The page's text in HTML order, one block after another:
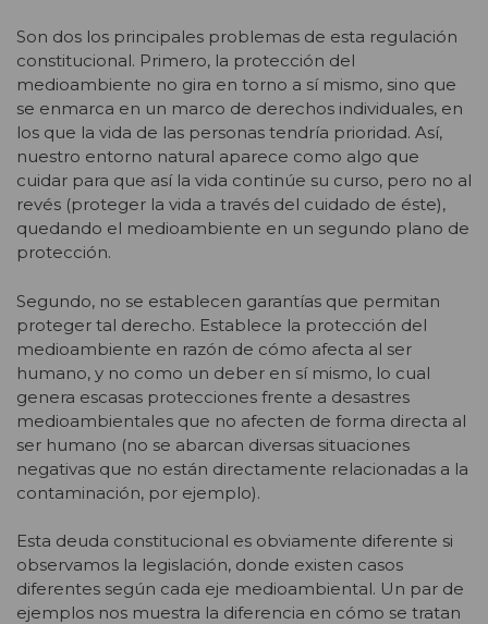
Son dos los principales problemas de esta regulación
constitucional. Primero, la protección del
medioambiente no gira en torno a sí mismo, sino que
se enmarca en un marco de derechos individuales, en
los que la vida de las personas tendría prioridad. Así,
nuestro entorno natural aparece como algo que
cuidar para que así la vida continúe su curso, pero no al
revés (proteger la vida a través del cuidado de éste),
quedando el medioambiente en un segundo plano de
protección.
Segundo, no se establecen garantías que permitan
proteger tal derecho. Establece la protección del
medioambiente en razón de cómo afecta al ser
humano, y no como un deber en sí mismo, lo cual
genera escasas protecciones frente a desastres
medioambientales que no afecten de forma directa al
ser humano (no se abarcan diversas situaciones
negativas que no están directamente relacionadas a la
contaminación, por ejemplo).
Esta deuda constitucional es obviamente diferente si
observamos la legislación, donde existen casos
diferentes según cada eje medioambiental. Un par de
ejemplos nos muestra la diferencia en cómo se tratan